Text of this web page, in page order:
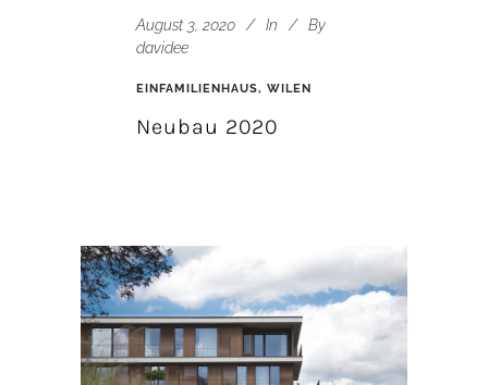
August 3, 2020 In
By
davidee
EINFAMILIENHAUS, WILEN
Neubau 2020